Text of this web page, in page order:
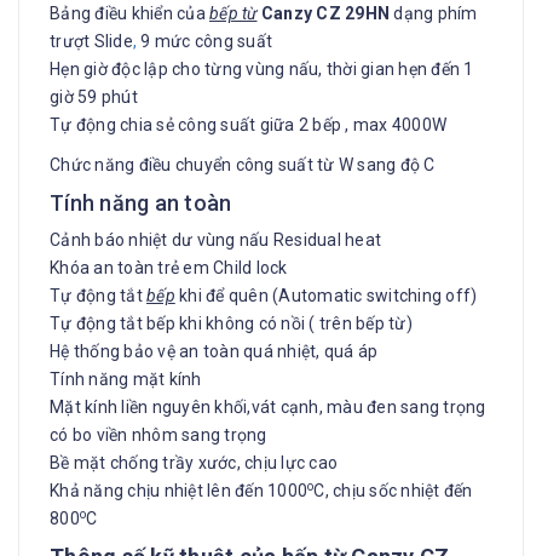
Bảng điều khiển của bếp từ Canzy CZ 29HN dạng phím
trượt Slide, 9 mức công suất
Hẹn giờ độc lập cho từng vùng nấu, thời gian hẹn đến 1
giờ 59 phút
Tự động chia sẻ công suất giữa 2 bếp , max 4000W
Chức năng điều chuyển công suất từ W sang độ C
Tính năng an toàn
Cảnh báo nhiệt dư vùng nấu Residual heat
Khóa an toàn trẻ em Child lock
Tự động tắtbếp khi để quên (Automatic switching off)
Tự động tắt bếp khi không có nồi ( trên bếp từ)
Hệ thống bảo vệ an toàn quá nhiệt, quá áp
Tính năng mặt kính
Mặt kính liền nguyên khối,vát cạnh, màu đen sang trọng
có bo viền nhôm sang trọng
Bề mặt chống trầy xước, chịu lực cao
Khả năng chịu nhiệt lên đến 1000oC, chịu sốc nhiệt đến
800oC